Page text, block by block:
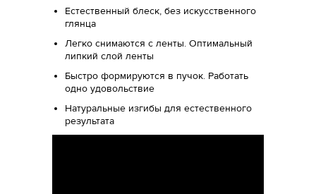
Естественный блеск, без искусственного
глянца
Легко снимаются с ленты. Оптимальный
липкий слой ленты
Быстро формируются в пучок. Работать
одно удовольствие
Натуральные изгибы для естественного
результата